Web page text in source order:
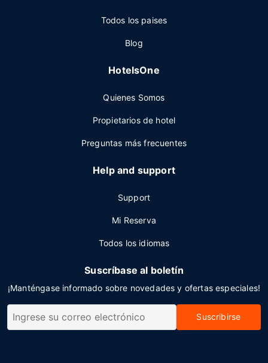
Todos los paises
Blog
HotelsOne
Quienes Somos
Propietarios de hotel
Preguntas más frecuentes
Help and support
Support
Mi Reserva
Todos los idiomas
Suscríbase al boletín
¡Manténgase informado sobre novedades y ofertas especiales!
Suscribirse